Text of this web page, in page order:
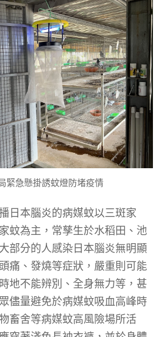
緊急懸掛誘蚊燈防堵疫情
日本腦炎的病媒蚊以三斑家
蚊為主，常孳生於水稻田、池
部分的人感染日本腦炎無明顯
痛、發燒等症狀，嚴重則可能
地不能辨別、全身無力等，甚
儘量避免於病媒蚊吸血高峰時
畜舍等病媒蚊高風險場所活